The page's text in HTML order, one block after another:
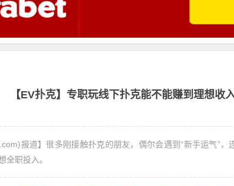
【EV扑克】专职玩线下扑克能不能赚到理想收入
报道】很多刚接触扑克的朋友，偶尔会遇到“新手运气”
全职投入。